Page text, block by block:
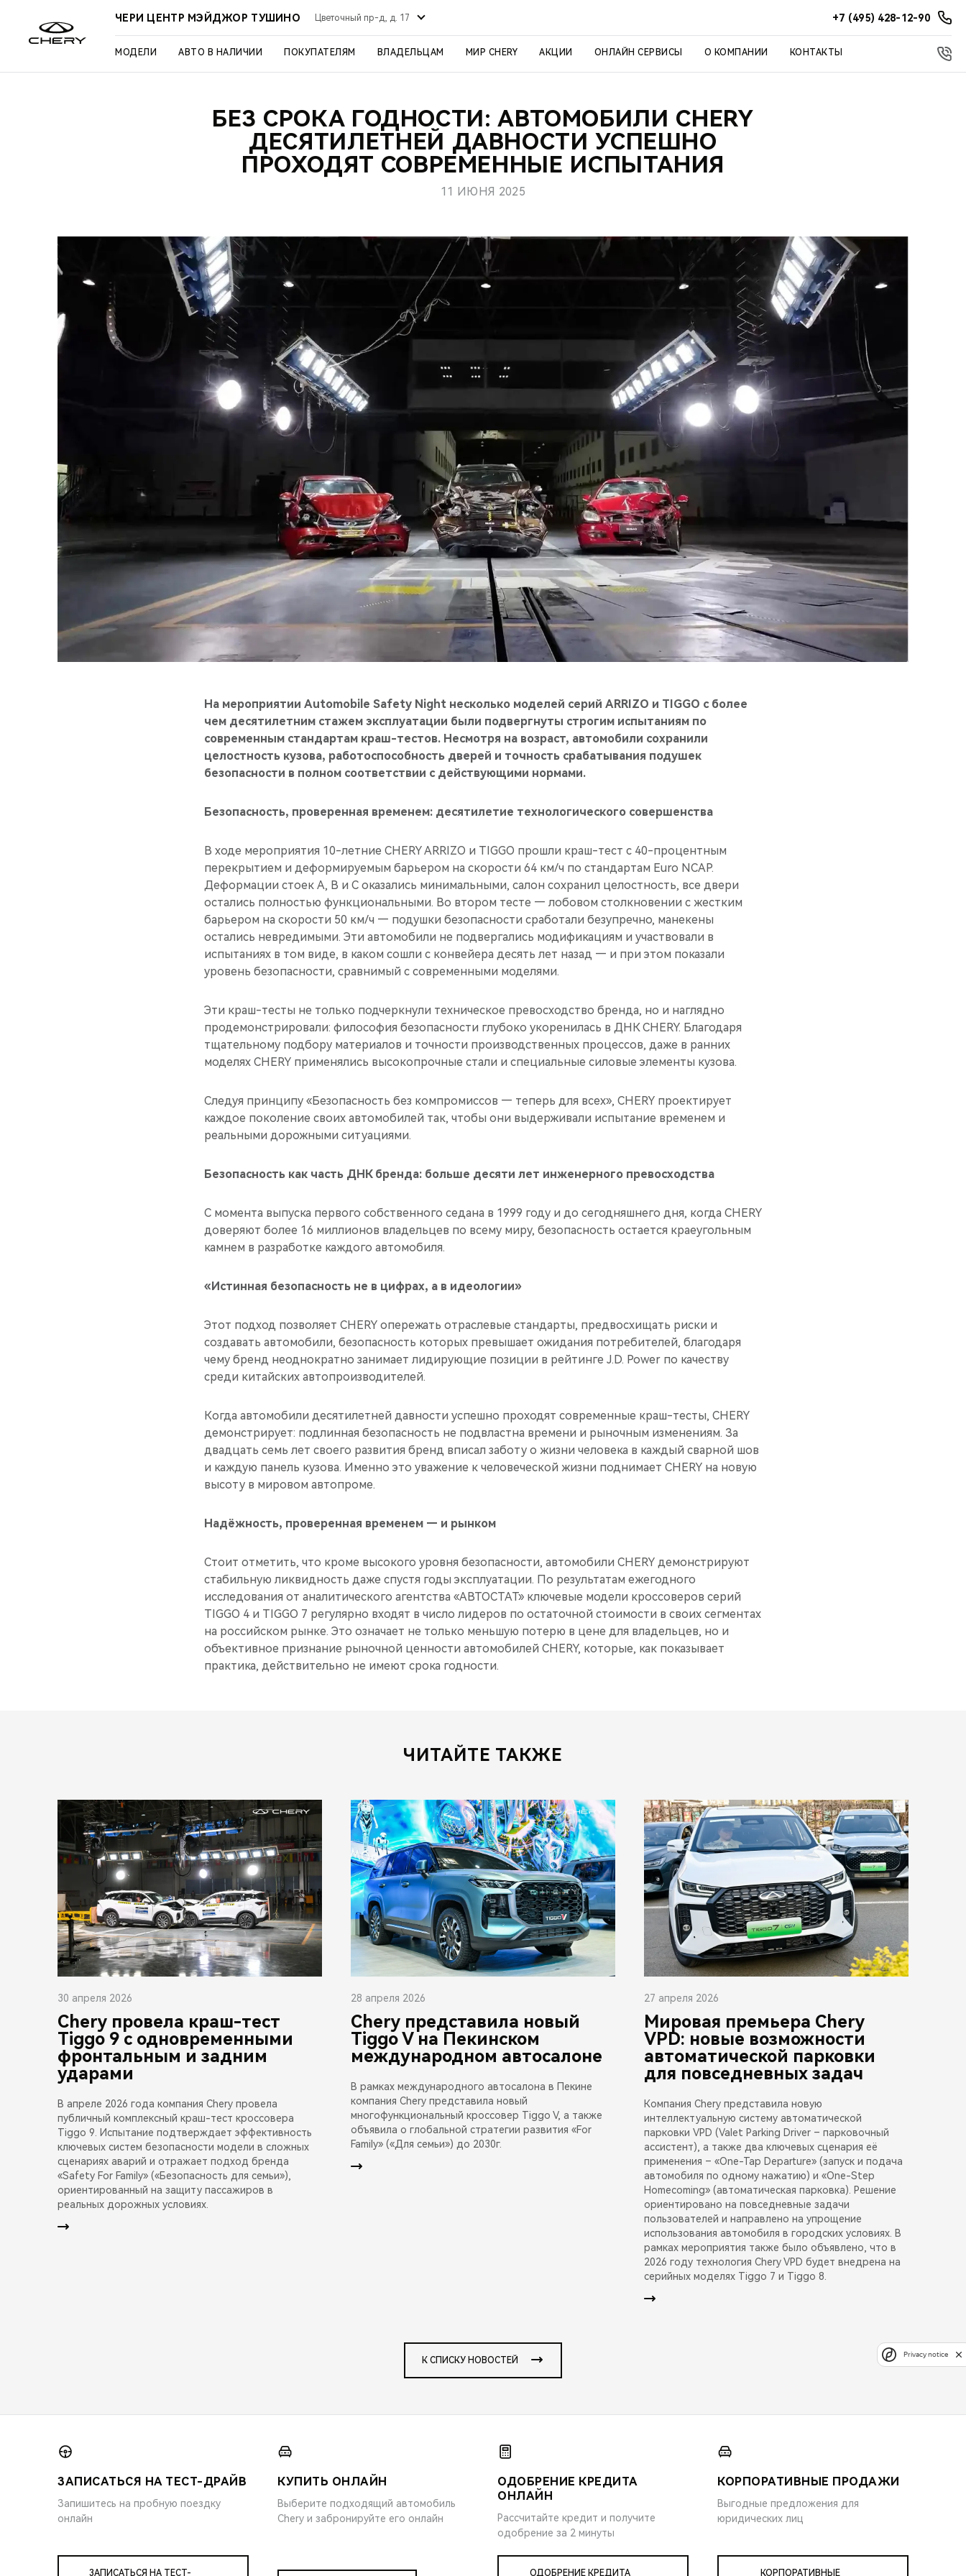
ЧЕРИ ЦЕНТР МЭЙДЖОР ТУШИНО Цветочный пр-д, д. 17 +7 (495) 428-12-90
МОДЕЛИ АВТО В НАЛИЧИИ ПОКУПАТЕЛЯМ ВЛАДЕЛЬЦАМ МИР CHERY АКЦИИ ОНЛАЙН СЕРВИСЫ О КОМПАНИИ КОНТАКТЫ
БЕЗ СРОКА ГОДНОСТИ: АВТОМОБИЛИ CHERY
ДЕСЯТИЛЕТНЕЙ ДАВНОСТИ УСПЕШНО
ПРОХОДЯТ СОВРЕМЕННЫЕ ИСПЫТАНИЯ
11 ИЮНЯ 2025
На мероприятии Automobile Safety Night несколько моделей серий ARRIZO и TIGGO с более
чем десятилетним стажем эксплуатации были подвергнуты строгим испытаниям по
современным стандартам краш-тестов. Несмотря на возраст, автомобили сохранили
целостность кузова, работоспособность дверей и точность срабатывания подушек
безопасности в полном соответствии с действующими нормами.
Безопасность, проверенная временем: десятилетие технологического совершенства
В ходе мероприятия 10-летние CHERY ARRIZO и TIGGO прошли краш-тест с 40-процентным
перекрытием и деформируемым барьером на скорости 64 км/ч по стандартам Euro NCAP.
Деформации стоек A, B и C оказались минимальными, салон сохранил целостность, все двери
остались полностью функциональными. Во втором тесте — лобовом столкновении с жестким
барьером на скорости 50 км/ч — подушки безопасности сработали безупречно, манекены
остались невредимыми. Эти автомобили не подвергались модификациям и участвовали в
испытаниях в том виде, в каком сошли с конвейера десять лет назад — и при этом показали
уровень безопасности, сравнимый с современными моделями.
Эти краш-тесты не только подчеркнули техническое превосходство бренда, но и наглядно
продемонстрировали: философия безопасности глубоко укоренилась в ДНК CHERY. Благодаря
тщательному подбору материалов и точности производственных процессов, даже в ранних
моделях CHERY применялись высокопрочные стали и специальные силовые элементы кузова.
Следуя принципу «Безопасность без компромиссов — теперь для всех», CHERY проектирует
каждое поколение своих автомобилей так, чтобы они выдерживали испытание временем и
реальными дорожными ситуациями.
Безопасность как часть ДНК бренда: больше десяти лет инженерного превосходства
С момента выпуска первого собственного седана в 1999 году и до сегодняшнего дня, когда CHERY
доверяют более 16 миллионов владельцев по всему миру, безопасность остается краеугольным
камнем в разработке каждого автомобиля.
«Истинная безопасность не в цифрах, а в идеологии»
Этот подход позволяет CHERY опережать отраслевые стандарты, предвосхищать риски и
создавать автомобили, безопасность которых превышает ожидания потребителей, благодаря
чему бренд неоднократно занимает лидирующие позиции в рейтинге J.D. Power по качеству
среди китайских автопроизводителей.
Когда автомобили десятилетней давности успешно проходят современные краш-тесты, CHERY
демонстрирует: подлинная безопасность не подвластна времени и рыночным изменениям. За
двадцать семь лет своего развития бренд вписал заботу о жизни человека в каждый сварной шов
и каждую панель кузова. Именно это уважение к человеческой жизни поднимает CHERY на новую
высоту в мировом автопроме.
Надёжность, проверенная временем — и рынком
Стоит отметить, что кроме высокого уровня безопасности, автомобили CHERY демонстрируют
стабильную ликвидность даже спустя годы эксплуатации. По результатам ежегодного
исследования от аналитического агентства «АВТОСТАТ» ключевые модели кроссоверов серий
TIGGO 4 и TIGGO 7 регулярно входят в число лидеров по остаточной стоимости в своих сегментах
на российском рынке. Это означает не только меньшую потерю в цене для владельцев, но и
объективное признание рыночной ценности автомобилей CHERY, которые, как показывает
практика, действительно не имеют срока годности.
ЧИТАЙТЕ ТАКЖЕ
30 апреля 2026
Chery провела краш-тест
Tiggo 9 с одновременными
фронтальным и задним
ударами
В апреле 2026 года компания Chery провела
публичный комплексный краш-тест кроссовера
Tiggo 9. Испытание подтверждает эффективность
ключевых систем безопасности модели в сложных
сценариях аварий и отражает подход бренда
«Safety For Family» («Безопасность для семьи»),
ориентированный на защиту пассажиров в
реальных дорожных условиях.
28 апреля 2026
Chery представила новый
Tiggo V на Пекинском
международном автосалоне
В рамках международного автосалона в Пекине
компания Chery представила новый
многофункциональный кроссовер Tiggo V, а также
объявила о глобальной стратегии развития «For
Family» («Для семьи») до 2030г.
27 апреля 2026
Мировая премьера Chery
VPD: новые возможности
автоматической парковки
для повседневных задач
Компания Chery представила новую
интеллектуальную систему автоматической
парковки VPD (Valet Parking Driver – парковочный
ассистент), а также два ключевых сценария её
применения – «One-Tap Departure» (запуск и подача
автомобиля по одному нажатию) и «One-Step
Homecoming» (автоматическая парковка). Решение
ориентировано на повседневные задачи
пользователей и направлено на упрощение
использования автомобиля в городских условиях. В
рамках мероприятия также было объявлено, что в
2026 году технология Chery VPD будет внедрена на
серийных моделях Tiggo 7 и Tiggo 8.
К СПИСКУ НОВОСТЕЙ
ЗАПИСАТЬСЯ НА ТЕСТ-ДРАЙВ
Запишитесь на пробную поездку
онлайн
ЗАПИСАТЬСЯ НА ТЕСТ-
КУПИТЬ ОНЛАЙН
Выберите подходящий автомобиль
Chery и забронируйте его онлайн
ОДОБРЕНИЕ КРЕДИТА
ОНЛАЙН
Рассчитайте кредит и получите
одобрение за 2 минуты
ОДОБРЕНИЕ КРЕДИТА
КОРПОРАТИВНЫЕ ПРОДАЖИ
Выгодные предложения для
юридических лиц
КОРПОРАТИВНЫЕ
Privacy notice